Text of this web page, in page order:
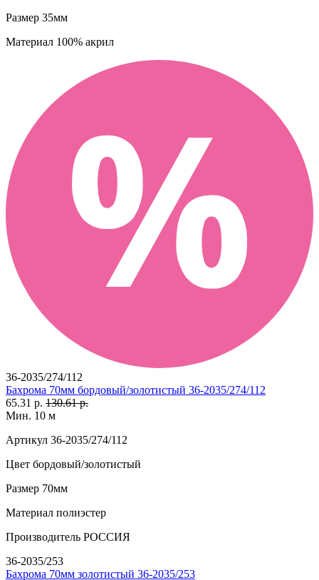
Размер 35мм
Материал 100% акрил
36-2035/274/112
Бахрома 70мм бордовый/золотистый 36-2035/274/112
65.31 р. 130.61 р.
Мин. 10 м
Артикул 36-2035/274/112
Цвет бордовый/золотистый
Размер 70мм
Материал полиэстер
Производитель РОССИЯ
36-2035/253
Бахрома 70мм золотистый 36-2035/253